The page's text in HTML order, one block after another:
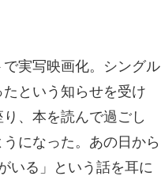
実写映画化。シングル
という知らせを受け
、本を読んで過ごし
になった。あの日から
いる」という話を耳に